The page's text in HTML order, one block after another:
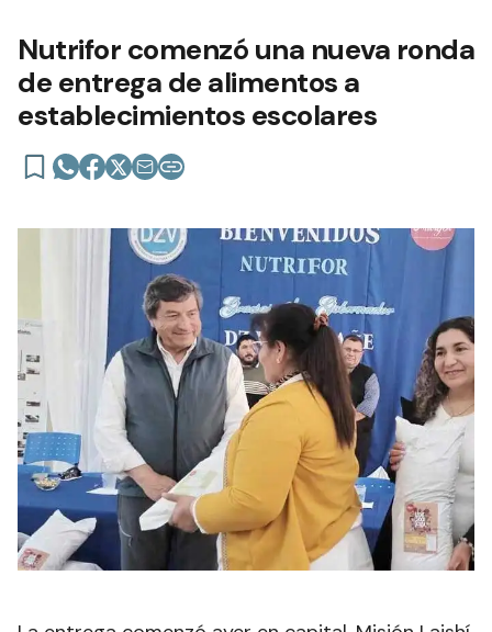
Nutrifor comenzó una nueva ronda
de entrega de alimentos a
establecimientos escolares